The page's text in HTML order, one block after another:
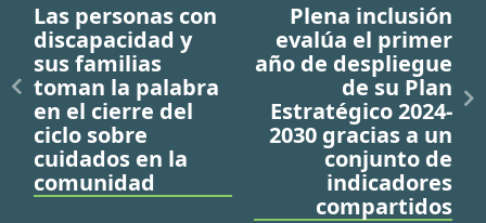
Las personas con
discapacidad y
sus familias
toman la palabra
en el cierre del
ciclo sobre
cuidados en la
comunidad
Plena inclusión
evalúa el primer
año de despliegue
de su Plan
Estratégico 2024-
2030 gracias a un
conjunto de
indicadores
compartidos